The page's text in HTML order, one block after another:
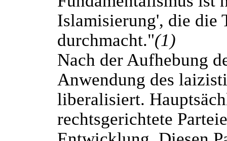
Islamisierung', die die
durchmacht."(1)
Nach der Aufhebung
Anwendung des
liberalisiert.
rechtsgerichtete